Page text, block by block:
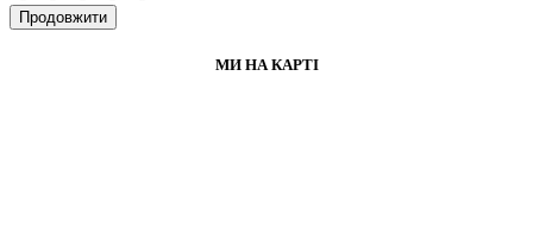
Продовжити
МИ НА КАРТІ